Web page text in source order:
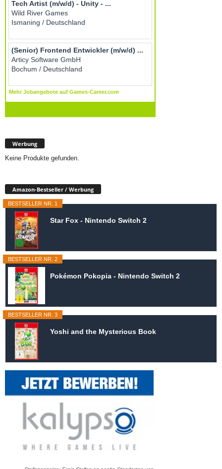
Werbung
Keine Produkte gefunden.
Amazon-Bestseller / Werbung
BESTSELLER NR. 1
Star Fox - Nintendo Switch 2
BESTSELLER NR. 2
Pokémon Pokopia - Nintendo Switch 2
BESTSELLER NR. 3
Yoshi and the Mysterious Book